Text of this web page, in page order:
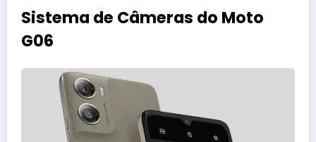
Sistema de Câmeras do Moto
G06